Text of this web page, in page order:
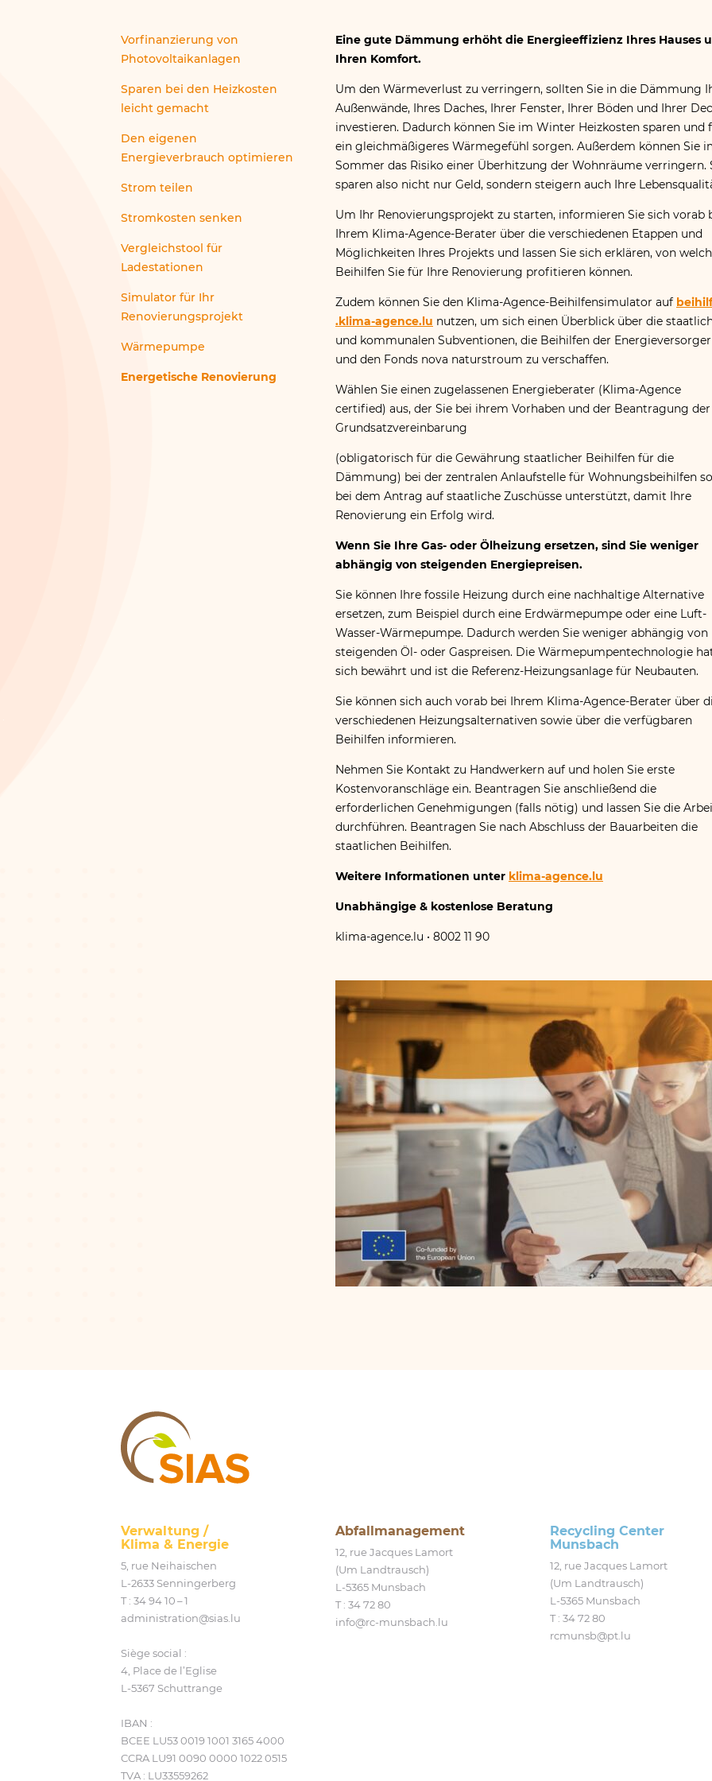
Vorfinanzierung von
Photovoltaikanlagen
Sparen bei den Heizkosten
leicht gemacht
Den eigenen
Energieverbrauch optimieren
Strom teilen
Stromkosten senken
Vergleichstool für
Ladestationen
Simulator für Ihr
Renovierungsprojekt
Wärmepumpe
Energetische Renovierung
Eine gute Dämmung erhöht die Energieeffizienz Ihres Hauses
Ihren Komfort.
Um den Wärmeverlust zu verringern, sollten Sie in die Dämmung
Außenwände, Ihres Daches, Ihrer Fenster, Ihrer Böden und Ihrer
investieren. Dadurch können Sie im Winter Heizkosten sparen und
ein gleichmäßigeres Wärmegefühl sorgen. Außerdem können Sie
Sommer das Risiko einer Überhitzung der Wohnräume verringern.
sparen also nicht nur Geld, sondern steigern auch Ihre
Um Ihr Renovierungsprojekt zu starten, informieren Sie sich vorab
Ihrem Klima-Agence-Berater über die verschiedenen Etappen und
Möglichkeiten Ihres Projekts und lassen Sie sich erklären, von
Beihilfen Sie für Ihre Renovierung profitieren können.
Zudem können Sie den Klima-Agence-Beihilfensimulator auf
.klima​-agence​.lu nutzen, um sich einen Überblick über die
und kommunalen Subventionen, die Beihilfen der Energieversorger
und den Fonds nova naturstroum zu verschaffen.
Wählen Sie einen zugelassenen Energieberater (Klima-Agence
certified) aus, der Sie bei ihrem Vorhaben und der Beantragung der
Grundsatzvereinbarung
(obligatorisch für die Gewährung staatlicher Beihilfen für die
Dämmung) bei der zentralen Anlaufstelle für Wohnungsbeihilfen
bei dem Antrag auf staatliche Zuschüsse unterstützt, damit Ihre
Renovierung ein Erfolg wird.
Wenn Sie Ihre Gas- oder Ölheizung ersetzen, sind Sie weniger
abhängig von steigenden Energiepreisen.
Sie können Ihre fossile Heizung durch eine nachhaltige Alternative
ersetzen, zum Beispiel durch eine Erdwärmepumpe oder eine Luft-
Wasser-Wärmepumpe. Dadurch werden Sie weniger abhängig von
steigenden Öl- oder Gaspreisen. Die Wärmepumpentechnologie
sich bewährt und ist die Referenz-Heizungsanlage für Neubauten.
Sie können sich auch vorab bei Ihrem Klima-Agence-Berater über
verschiedenen Heizungsalternativen sowie über die verfügbaren
Beihilfen informieren.
Nehmen Sie Kontakt zu Handwerkern auf und holen Sie erste
Kostenvoranschläge ein. Beantragen Sie anschließend die
erforderlichen Genehmigungen (falls nötig) und lassen Sie die
durchführen. Beantragen Sie nach Abschluss der Bauarbeiten die
staatlichen Beihilfen.
Weitere Informationen unter klima​-agence​.lu
Unabhängige & kostenlose Beratung
klima​-agence​.lu • 8002 11 90
Verwaltung /
Klima & Energie
5, rue Neihaischen
L‑2633 Senningerberg
T : 34 94 10 – 1
administration@​sias.​lu
Siège social :
4, Place de l’Eglise
L‑5367 Schuttrange
IBAN :
BCEE LU53 0019 1001 3165 4000
CCRA LU91 0090 0000 1022 0515
TVA : LU33559262
Abfallmanagement
12, rue Jacques Lamort
(Um Landtrausch)
L‑5365 Munsbach
T : 34 72 80
info@​rc-​munsbach.​lu
Recycling Center
Munsbach
12, rue Jacques Lamort
(Um Landtrausch)
L‑5365 Munsbach
T : 34 72 80
rcmunsb@​pt.​lu